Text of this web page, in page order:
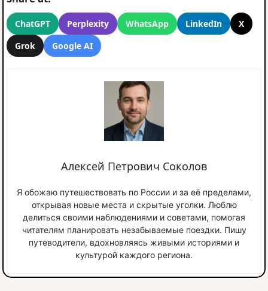
ChatGPT Perplexity WhatsApp LinkedIn
X
Grok
Google AI
Алексей Петрович Соколов
Я обожаю путешествовать по России и за её пределами,
открывая новые места и скрытые уголки. Люблю
делиться своими наблюдениями и советами, помогая
читателям планировать незабываемые поездки. Пишу
путеводители, вдохновляясь живыми историями и
культурой каждого региона.